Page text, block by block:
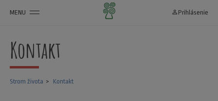
MENU person_outline Prihlásenie
Kontakt
Strom života Kontakt